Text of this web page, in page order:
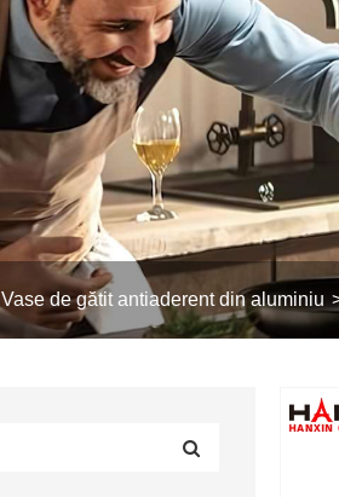
Vase de gătit antiaderent din aluminiu